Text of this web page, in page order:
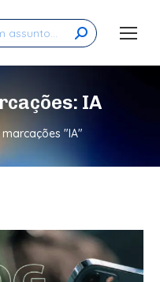
IA
"IA"